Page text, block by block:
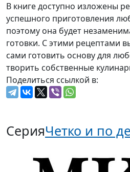
В книге доступно изложены
успешного приготовления
поэтому она будет
готовки. С этими рецептами
сами готовить основу для
творить собственные
Поделиться ссылкой в:
СерияЧетко и по